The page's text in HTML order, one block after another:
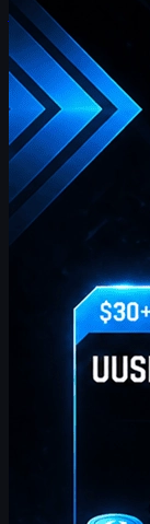
josta löydät
lahjapistekoodit.
tarjotaksemme
tilauksesi täyttää
koodeja
skinisi kaupassa!
huhtikuuta 20, 2026